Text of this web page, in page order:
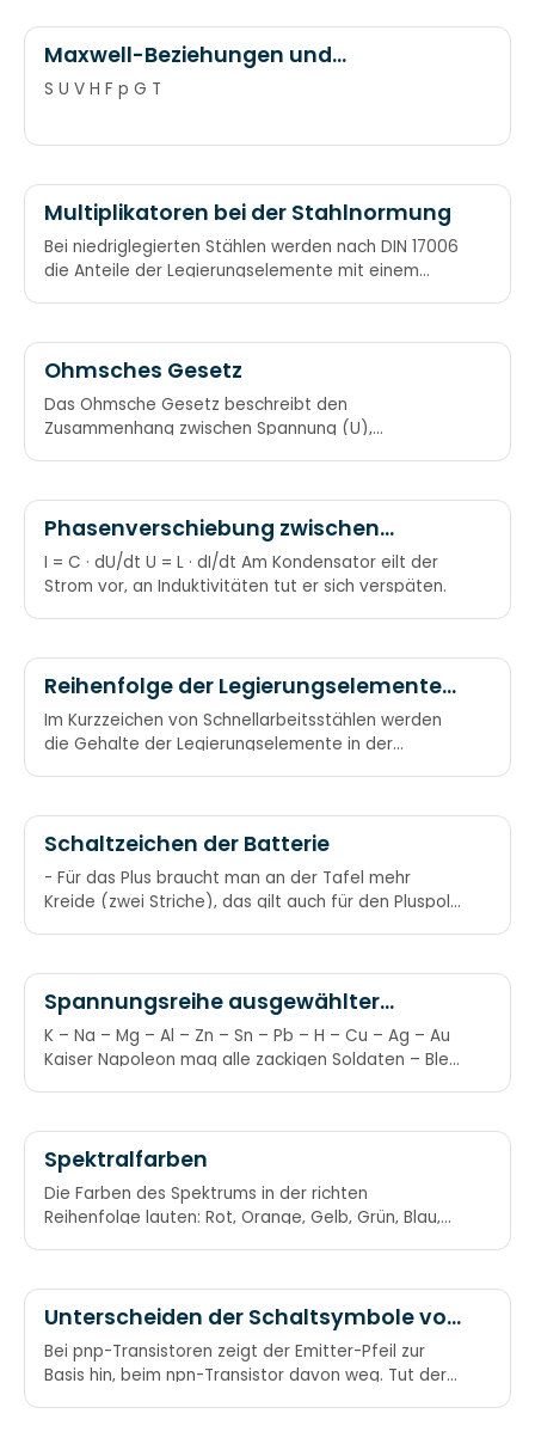
zu dicht – zum Lot sich bricht.
Maxwell-Beziehungen und
charakteristische Funktionen nach
Guggenheim-Schemata
S U V H F p G T
Multiplikatoren bei der Stahlnormung
Bei niedriglegierten Stählen werden nach DIN 17006
die Anteile der Legierungselemente mit einem
100: C, Ce, N, P, S Man Sieht Nie 4 Weiße CroCodile
Ohmsches Gesetz
Das Ohmsche Gesetz beschreibt den
Zusammenhang zwischen Spannung (U),
Phasenverschiebung zwischen
Stromstärke (I) und Spannung (U) an
Kapazität (C) bzw. Induktivität (L)
I = C · dU/dt U = L · dI/dt Am Kondensator eilt der
Strom vor, an Induktivitäten tut er sich verspäten.
Reihenfolge der Legierungselemente
bei Schnellarbeitsstählen
Im Kurzzeichen von Schnellarbeitsstählen werden
die Gehalte der Legierungselemente in der
Moechte Viel Cola
Schaltzeichen der Batterie
- Für das Plus braucht man an der Tafel mehr
Kreide (zwei Striche), das gilt auch für den Pluspol
Spannungsreihe ausgewählter
Elemente
K – Na – Mg – Al – Zn – Sn – Pb – H – Cu – Ag – Au
Kaiser Napoleon mag alle zackigen Soldaten – Blei
Spektralfarben
Die Farben des Spektrums in der richten
Reihenfolge lauten: Rot, Orange, Gelb, Grün, Blau,
Battle In Vain. Roy G. Biv
Unterscheiden der Schaltsymbole von
pnp- und npn-Transistoren
Bei pnp-Transistoren zeigt der Emitter-Pfeil zur
Basis hin, beim npn-Transistor davon weg. Tut der